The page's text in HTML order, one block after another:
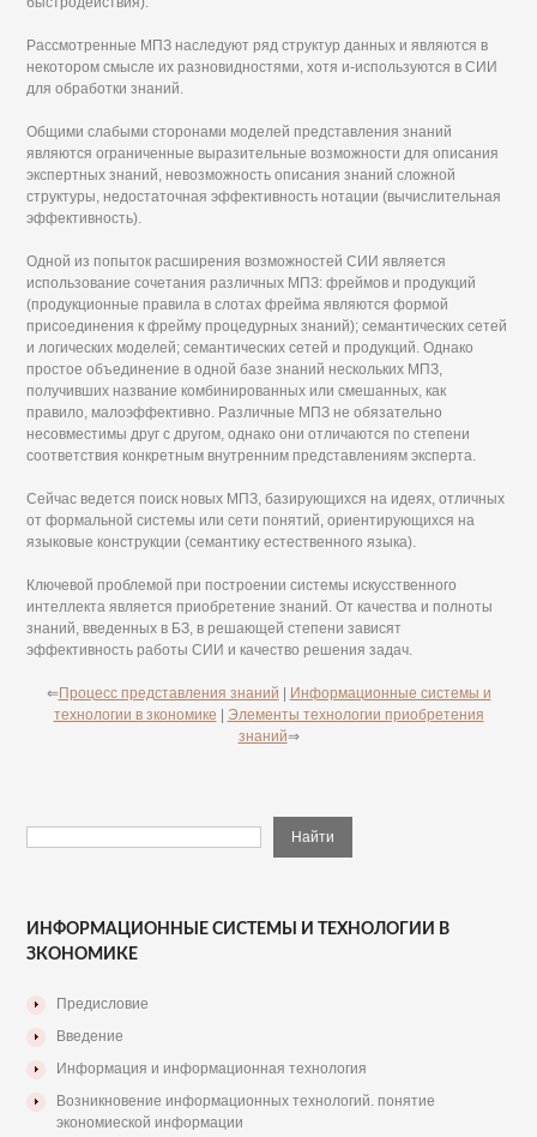
Рассмотренные МПЗ наследуют ряд структур данных и являются в
некотором смысле их разновидностями, хотя и-используются в СИИ
для обработки знаний.
Общими слабыми сторонами моделей представления знаний
являются ограниченные выразительные возможности для описания
экспертных знаний, невозможность описания знаний сложной
структуры, недостаточная эффективность нотации (вычислительная
эффективность).
Одной из попыток расширения возможностей СИИ является
использование сочетания различных МПЗ: фреймов и продукций
(продукционные правила в слотах фрейма являются формой
присоединения к фрейму процедурных знаний); семантических сетей
и логических моделей; семантических сетей и продукций. Однако
простое объединение в одной базе знаний нескольких МПЗ,
получивших название комбинированных или смешанных, как
правило, малоэффективно. Различные МПЗ не обязательно
несовместимы друг с другом, однако они отличаются по степени
соответствия конкретным внутренним представлениям эксперта.
Сейчас ведется поиск новых МПЗ, базирующихся на идеях, отличных
от формальной системы или сети понятий, ориентирующихся на
языковые конструкции (семантику естественного языка).
Ключевой проблемой при построении системы искусственного
интеллекта является приобретение знаний. От качества и полноты
знаний, введенных в БЗ, в решающей степени зависят
эффективность работы СИИ и качество решения задач.
⇐Процесс представления знаний | Информационные системы и
технологии в зкономике | Элементы технологии приобретения
знаний⇒
ИНФОРМАЦИОННЫЕ СИСТЕМЫ И ТЕХНОЛОГИИ В
ЗКОНОМИКЕ
Предисловие
Введение
Информация и информационная технология
Возникновение информационных технологий. понятие
экономиеской информации